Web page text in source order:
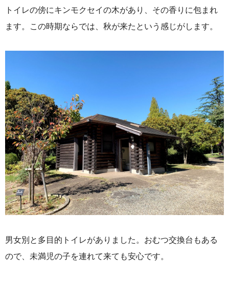
トイレの傍にキンモクセイの木があり、その香りに包まれ
ます。この時期ならでは、秋が来たという感じがします。
男女別と多目的トイレがありました。おむつ交換台もある
ので、未満児の子を連れて来ても安心です。